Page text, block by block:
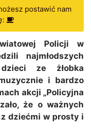
postawić nam
Policji w
najmłodszych
ze żłobka
i bardzo
akcji „Policyjna
że o ważnych
dziećmi w prosty i